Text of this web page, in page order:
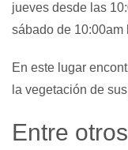
jueves desde las
sábado de 10:00am
En este lugar
la vegetación de
Entre otros